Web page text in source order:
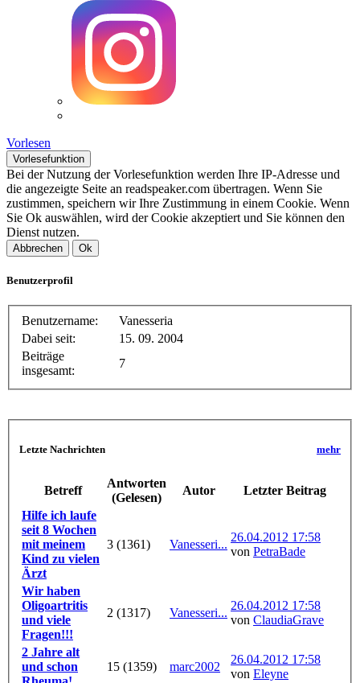
Vorlesen
Vorlesefunktion
Bei der Nutzung der Vorlesefunktion werden Ihre IP-Adresse und
die angezeigte Seite an readspeaker.com übertragen. Wenn Sie
zustimmen, speichern wir Ihre Zustimmung in einem Cookie. Wenn
Sie Ok auswählen, wird der Cookie akzeptiert und Sie können den
Dienst nutzen.
Abbrechen Ok
Benutzerprofil
Benutzername:
Vanesseria
Dabei seit:
15. 09. 2004
Beiträge
insgesamt:
7
Letzte Nachrichten mehr
Betreff
Antworten
(Gelesen)
Autor
Letzter Beitrag
Hilfe ich laufe
seit 8 Wochen
mit meinem
Kind zu vielen
Ärzt
3 (1361) Vanesseri...
26.04.2012 17:58
von PetraBade
Wir haben
Oligoartritis
und viele
Fragen!!!
2 (1317) Vanesseri...
26.04.2012 17:58
von ClaudiaGrave
2 Jahre alt
und schon
15 (1359) marc2002
26.04.2012 17:58
von Eleyne